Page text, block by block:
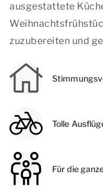
ausgestattete
zuzubereiten und
Tolle
Für die